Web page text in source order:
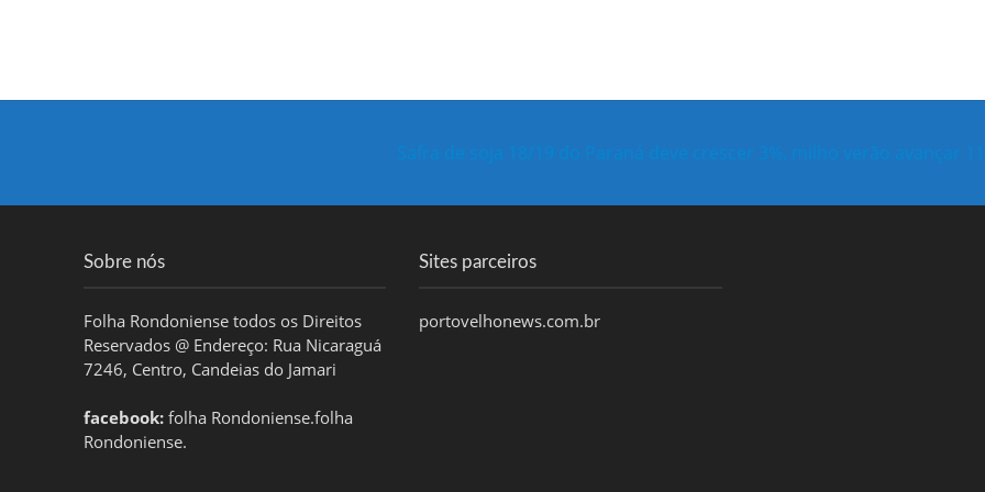
Safra de soja 18/19 do Paraná deve crescer 3%, milho verão avançar
Sobre nós
Folha Rondoniense todos os Direitos
Reservados @ Endereço: Rua Nicaraguá
7246, Centro, Candeias do Jamari
facebook:folha Rondoniense.folha
Rondoniense.
Sites parceiros
portovelhonews.com.br